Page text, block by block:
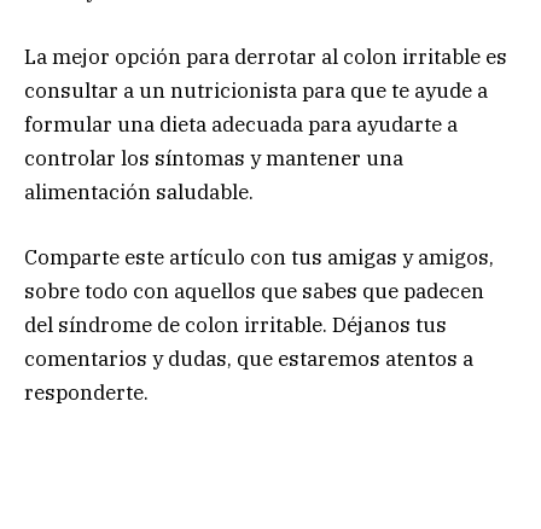
La mejor opción para derrotar al colon irritable es
consultar a un nutricionista para que te ayude a
formular una dieta adecuada para ayudarte a
controlar los síntomas y mantener una
alimentación saludable.
Comparte este artículo con tus amigas y amigos,
sobre todo con aquellos que sabes que padecen
del síndrome de colon irritable. Déjanos tus
comentarios y dudas, que estaremos atentos a
responderte.